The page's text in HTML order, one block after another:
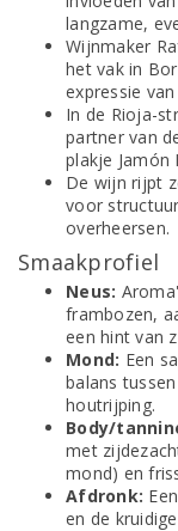
langzame,
Wijnmaker
het vak in
expressie
In de Rioja-
partner van
plakje Jamón
De wijn rijpt
voor
overheersen.
Smaakprofiel
Neus:
frambozen,
een hint van
Mond: Een
balans
houtrijping.
Body/
met
mond) en
Afdronk:
en de